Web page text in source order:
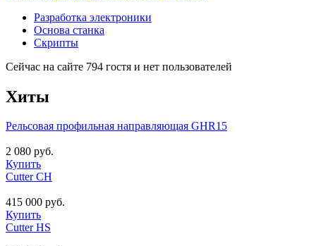
Разработка электроники
Основа станка
Скрипты
Сейчас на сайте 794 гостя и нет пользователей
Хиты
Рельсовая профильная направляющая GHR15
2 080 руб.
Купить
Cutter CH
415 000 руб.
Купить
Cutter HS